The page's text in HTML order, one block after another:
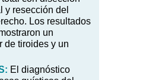
y resección del
Los resultados
un
de tiroides y un
El diagnóstico